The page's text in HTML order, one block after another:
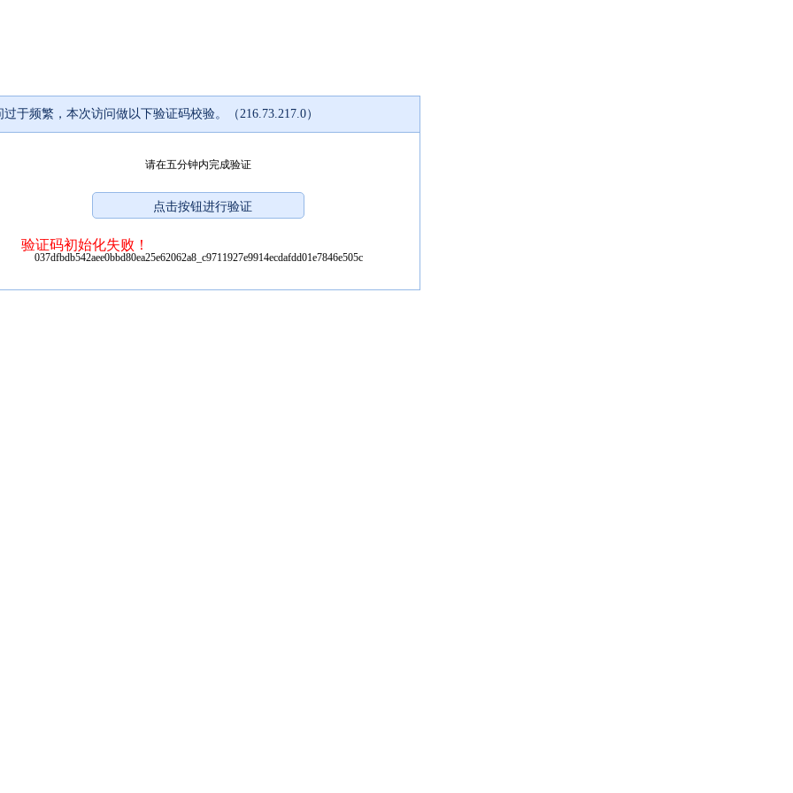
过于频繁，本次访问做以下验证码校验。（216.73.217.0）
请在五分钟内完成验证
验证码初始化失败！
037dfbdb542aee0bbd80ea25e62062a8_c9711927e9914ecdafdd01e7846e505c